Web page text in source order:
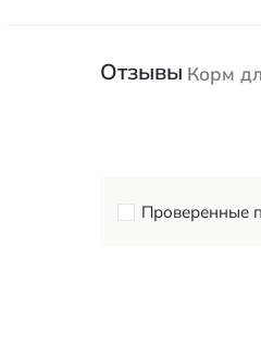
Отзывы Корм
Проверенные